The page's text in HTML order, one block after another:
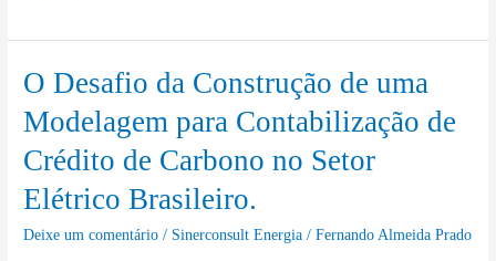
O Desafio da Construção de uma
Modelagem para Contabilização de
Crédito de Carbono no Setor
Elétrico Brasileiro.
Deixe um comentário / Sinerconsult Energia /Fernando Almeida Prado
O
da
Construção
de